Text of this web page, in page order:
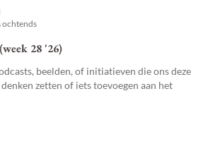
ochtends
28 '26)
beelden, of initiatieven die ons deze
zetten of iets toevoegen aan het